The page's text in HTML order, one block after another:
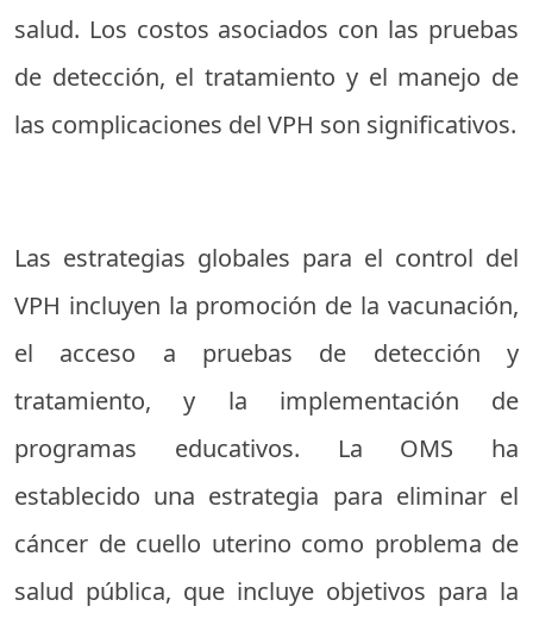
salud. Los costos asociados con las pruebas
de detección, el tratamiento y el manejo de
las complicaciones del VPH son significativos.
Las estrategias globales para el control del
VPH incluyen la promoción de la vacunación,
el acceso a pruebas de detección y
tratamiento, y la implementación de
programas educativos. La OMS ha
establecido una estrategia para eliminar el
cáncer de cuello uterino como problema de
salud pública, que incluye objetivos para la